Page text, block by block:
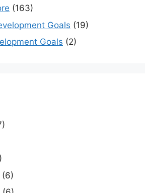
(163)
Goals (19)
Goals (2)
(6)